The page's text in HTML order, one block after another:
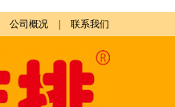
公司概况 联系我们